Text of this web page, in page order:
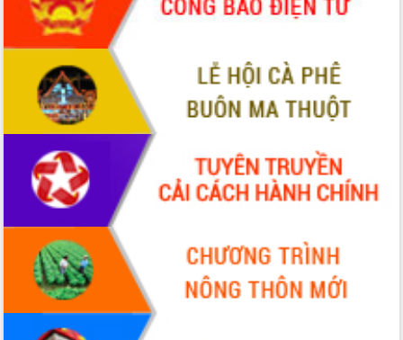
Quyết liệt cải cách hành chính, khơi thông nguồn
lực phát triển
Nâng cao hiệu lực, hiệu quả HĐND tỉnh thông qua
hiện đại hóa hành chính
Xã Ea Phê gắn cải cách hành chính với chuyển đổi
Phó Chủ tịch Thường trực UBND tỉnh Hồ Thị
Nguyên Thảo làm việc tại Trung tâm Phục vụ hành
chính công xã Ea Phê
Xây dựng nền hành chính số đồng hành cùng nông
dân dân, doanh nghiệp
Giai đoạn 2026-2030, Đắk Lắk phấn đấu có 77%
xã đạt chuẩn nông thôn mới
Chuyển đổi số 'mở đường' cho nông nghiệp Đắk
Lắk tăng trưởng bứt phá
Triển khai đồng bộ đo đạc, lập hồ sơ địa chính,
hoàn thiện cơ sở dữ liệu đất đai